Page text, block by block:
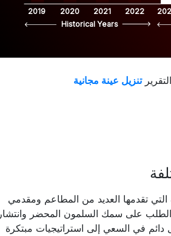
2019 2020 2021 2022
Historical Years
تقدمها العديد من المطاعم ومقدمي
الطلب على سمك السلمون المحضر وانتشار
في السعي إلى استراتيجيات مبتكرة